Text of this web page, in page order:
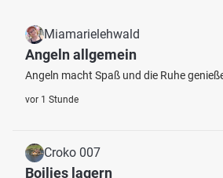
Miamarielehwald
Angeln allgemein
Angeln macht Spaß und die Ruhe
vor 1 Stunde
Croko 007
Boilies lagern